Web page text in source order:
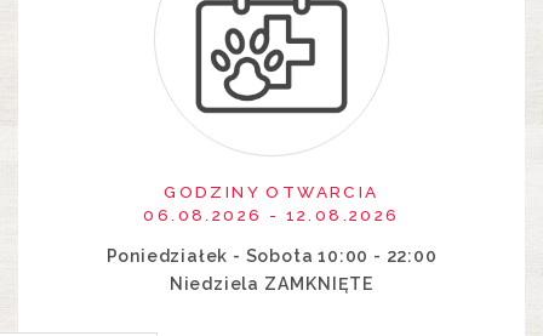
RESTAURACJE
GODZINY OTWARCIA
06.08.2026 - 12.08.2026
Poniedziałek - Sobota 10:00 - 22:00
Niedziela ZAMKNIĘTE